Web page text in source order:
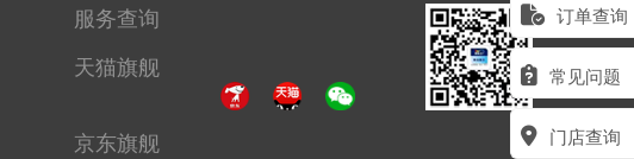
订单查询
常见问题
门店查询
服务查询
天猫旗舰
京东旗舰